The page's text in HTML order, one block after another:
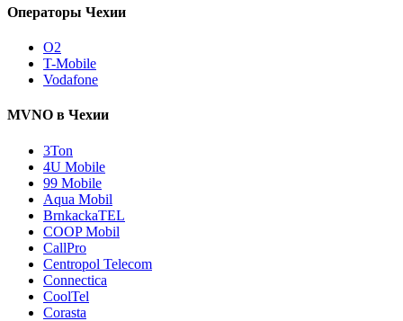
Операторы Чехии
O2
T-Mobile
Vodafone
MVNO в Чехии
3Ton
4U Mobile
99 Mobile
Aqua Mobil
BrnkackaTEL
COOP Mobil
CallPro
Centropol Telecom
Connectica
CoolTel
Corasta